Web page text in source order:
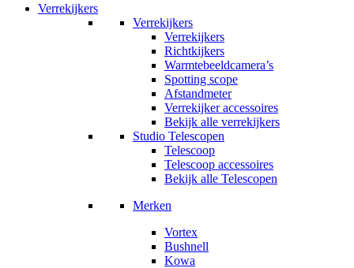
Verrekijkers
Verrekijkers
Verrekijkers
Richtkijkers
Warmtebeeldcamera’s
Spotting scope
Afstandmeter
Verrekijker accessoires
Bekijk alle verrekijkers
Studio Telescopen
Telescoop
Telescoop accessoires
Bekijk alle Telescopen
Merken
Vortex
Bushnell
Kowa